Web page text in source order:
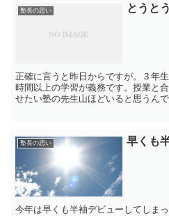
塾長の思い とうと
正確に言うと昨日からですが。３年
時間以上の学習が義務です。授業と
せたい塾の先生山ほどいると思うん
塾長の思い 早くも
今年は早くも半袖デビューしてしま